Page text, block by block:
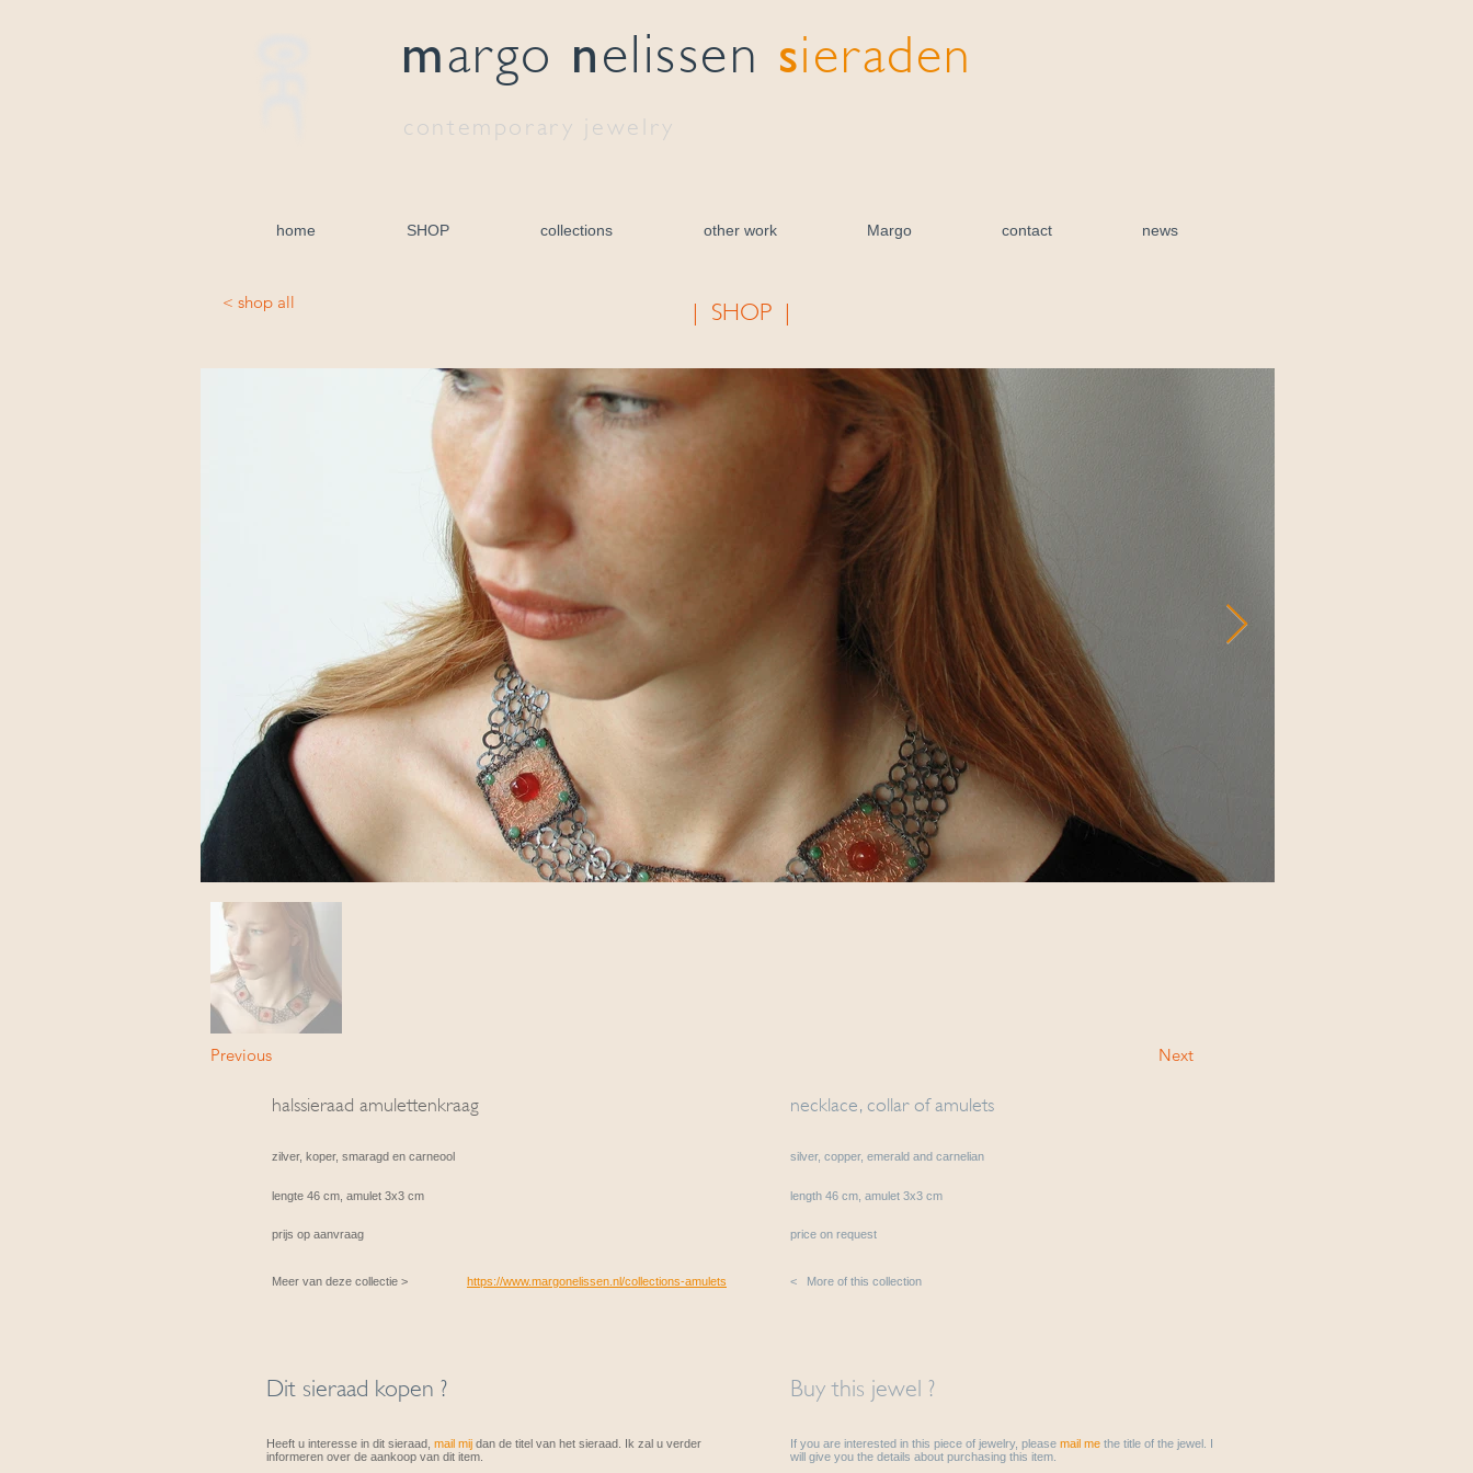
margo nelissen sieraden
contemporary jewelry
home SHOP collections other work Margo contact news
< shop all | SHOP |
Previous
halssieraad amulettenkraag
zilver, koper, smaragd en carneool
lengte 46 cm, amulet 3x3 cm
prijs op aanvraag
Meer van deze collectie > https://www.margonelissen.nl/collections-amulets
Dit sieraad kopen ?
Heeft u interesse in dit sieraad, mail mij dan de titel van het sieraad. Ik zal u verder
informeren over de aankoop van dit item.
Next
necklace, collar of amulets
silver, copper, emerald and carnelian
length 46 cm, amulet 3x3 cm
price on request
< More of this collection
Buy this jewel ?
If you are interested in this piece of jewelry, please mail me the title of the jewel. I
will give you the details about purchasing this item.